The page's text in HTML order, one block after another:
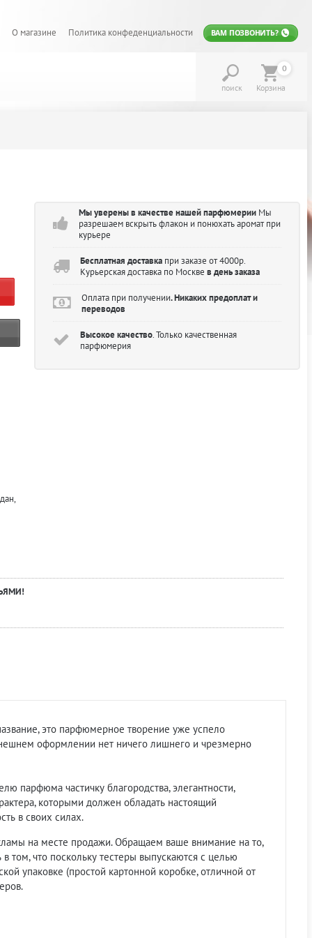
О магазине Политика конфеденциальности ВАМ ПОЗВОНИТЬ?
поиск
0
Корзина
Мы уверены в качестве нашей парфюмерииМы
разрешаем вскрыть флакон и понюхать аромат при
курьере
Бесплатная доставкапри заказе от 4000р.
Курьерская доставка по Москве в день заказа
Оплата при получении. Никаких предоплат и
переводов
Высокое качество. Только качественная
парфюмерия
это парфюмерное творение уже успело
оформлении нет ничего лишнего и чрезмерно
парфюма частичку благородства, элегантности,
которыми должен обладать настоящий
в своих силах.
на месте продажи. Обращаем ваше внимание на то,
том, что поскольку тестеры выпускаются с целью
упаковке (простой картонной коробке, отличной от